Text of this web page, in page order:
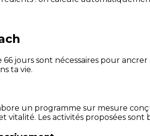
jours sont nécessaires pour
ta vie.
un programme sur mesure
Les activités proposées